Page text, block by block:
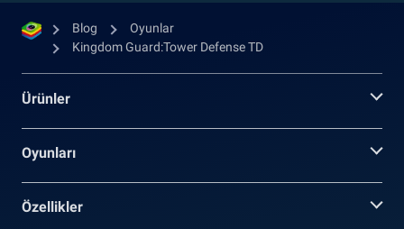
Blog
Oyunlar
Kingdom Guard:Tower Defense TD
Ürünler
Oyunları
Özellikler